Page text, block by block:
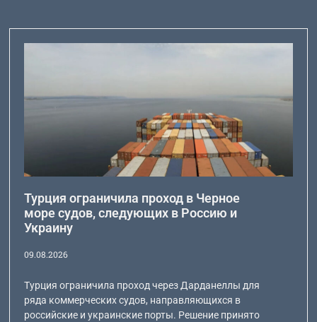
Турция ограничила проход в Черное
море судов, следующих в Россию и
Украину
09.08.2026
Турция ограничила проход через Дарданеллы для
ряда коммерческих судов, направляющихся в
российские и украинские порты. Решение принято